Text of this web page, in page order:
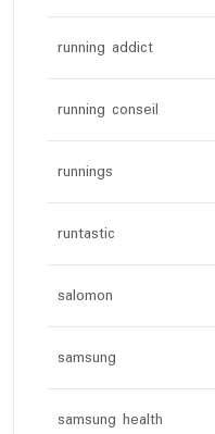
running addict
running conseil
runnings
runtastic
salomon
samsung
samsung health